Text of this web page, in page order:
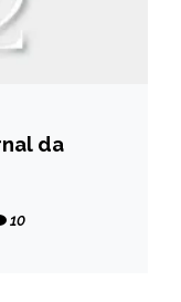
da
10